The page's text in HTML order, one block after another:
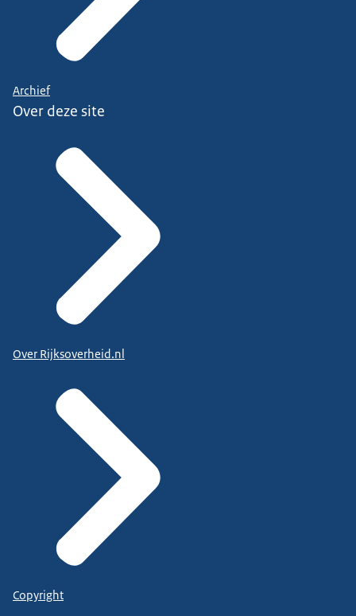
Archief
Over deze site
Over Rijksoverheid.nl
Copyright